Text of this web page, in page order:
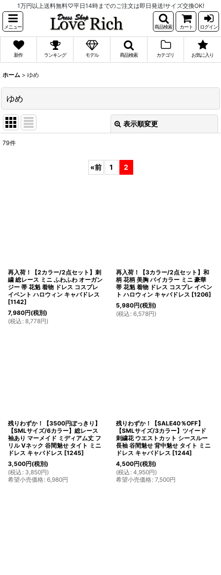
1万円以上送料無料♡平日14時までのご注文は即日発送!サイズ交換OK!
メニュー 商品検索 カート ログイン
新作 ランキング モデル 商品検索 カテゴリ お気に入り
ホーム > ゆめ
ゆめ
表示順変更
79件
«前 1 2
再入荷！【2カラー/2点セット】刺
繍 総レース ミニ ふわふわ オーガン
ジー 帯 花魁 着物 ドレス コスプレ
イベント ハロウィン キャバドレス
[1142]
7,980円(税別)
(税込 : 8,778円)
再入荷！【3カラー/2点セット】和
柄 花柄 美胸 バイカラー ミニ 豪華
帯 花魁 着物 ドレス コスプレ イベン
ト ハロウィン キャバドレス [1206]
5,980円(税別)
(税込 : 6,578円)
残りわずか！【3500円ぽっきり】
【SMLサイズ/6カラー】総レース
袖あり マーメイド ミディアム丈 フ
リル Vネック 谷間魅せ タイト ミニ
ドレス キャバドレス [1245]
3,500円(税別)
(税込 : 3,850円)
希望小売価格: 6,980円
残りわずか！【SALE40％OFF】
【SMLサイズ/3カラー】ツイード
刺繍花 ウエストカット シースルー
長袖 谷間魅せ 背中魅せ タイト ミニ
ドレス キャバドレス [1244]
4,500円(税別)
(税込 : 4,950円)
希望小売価格: 7,500円